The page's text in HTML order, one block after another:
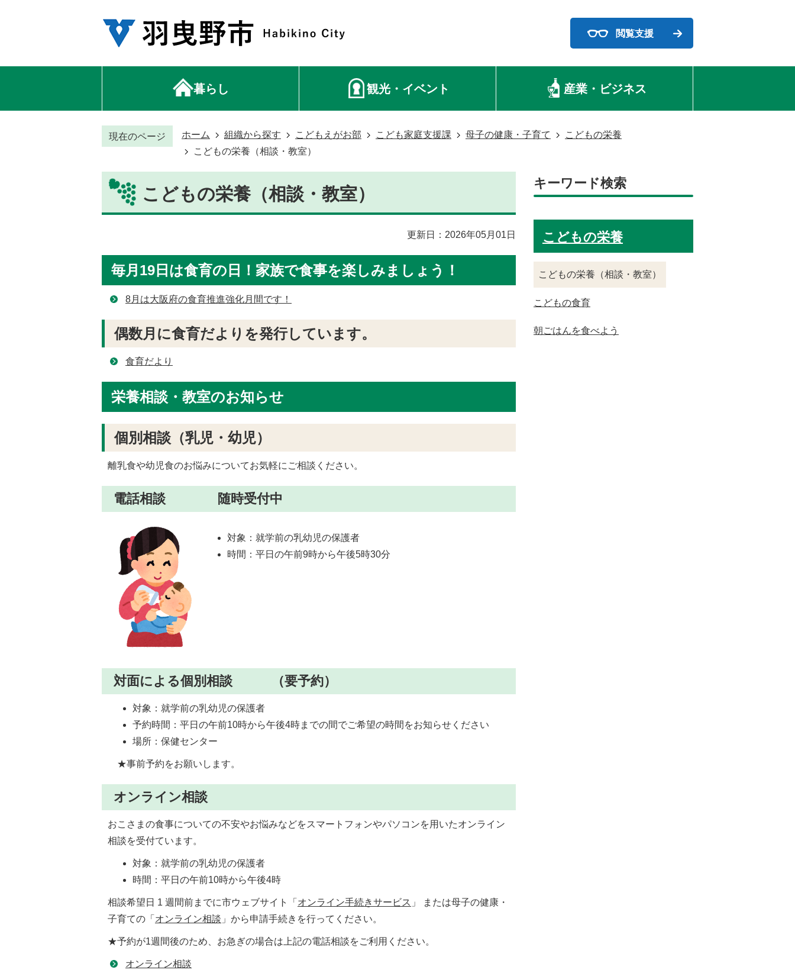
閲覧支援
暮らし 観光・イベント 産業・ビジネス
現在のページ ホーム 組織から探す こどもえがお部 こども家庭支援課 母子の健康・子育て
こどもの栄養
こどもの栄養（相談・教室）
こどもの栄養（相談・教室）
更新日：2026年05月01日
毎月19日は食育の日！家族で食事を楽しみましょう！
8月は大阪府の食育推進強化月間です！
偶数月に食育だよりを発行しています。
食育だより
栄養相談・教室のお知らせ
個別相談（乳児・幼児）
離乳食や幼児食のお悩みについてお気軽にご相談ください。
電話相談 随時受付中
対象：就学前の乳幼児の保護者
時間：平日の午前9時から午後5時30分
対面による個別相談 （要予約）
対象：就学前の乳幼児の保護者
予約時間：平日の午前10時から午後4時までの間でご希望の時間をお知らせください
場所：保健センター
★事前予約をお願いします。
オンライン相談
おこさまの食事についての不安やお悩みなどをスマートフォンやパソコンを用いたオンライン
相談を受付ています。
対象：就学前の乳幼児の保護者
時間：平日の午前10時から午後4時
相談希望日 1 週間前までに市ウェブサイト「 オンライン手続きサービス 」 または母子の健康・
子育ての「 オンライン相談 」から申請手続きを行ってください。
★予約が1週間後のため、お急ぎの場合は上記の電話相談をご利用ください。
オンライン相談
キーワード検索
こどもの栄養
こどもの栄養（相談・教室）
こどもの食育
朝ごはんを食べよう